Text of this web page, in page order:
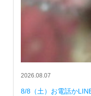
2026.08.07
8/8（土）お電話か